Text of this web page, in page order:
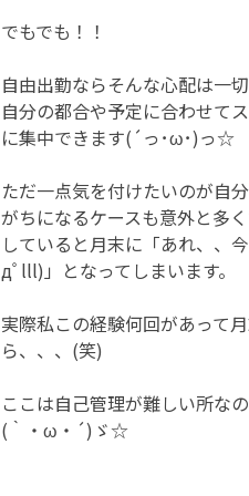
でもでも！！
自由出勤ならそんな心配は一
自分の都合や予定に合わせて
に集中できます(´っ･ω･)っ☆
ただ一点気を付けたいのが自
がちになるケースも意外と多
していると月末に「あれ、、
дﾟlll)」となってしまいます。
実際私この経験何回があって
ら、、、(笑)
ここは自己管理が難しい所な
(｀・ω・´)ゞ☆